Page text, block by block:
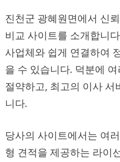
진천군 광혜원면에서 신
비교 사이트를 소개합니
사업체와 쉽게 연결하여
을 수 있습니다. 덕분에
절약하고, 최고의 이사 서
니다.
당사의 사이트에서는 여
형 견적을 제공하는 라이